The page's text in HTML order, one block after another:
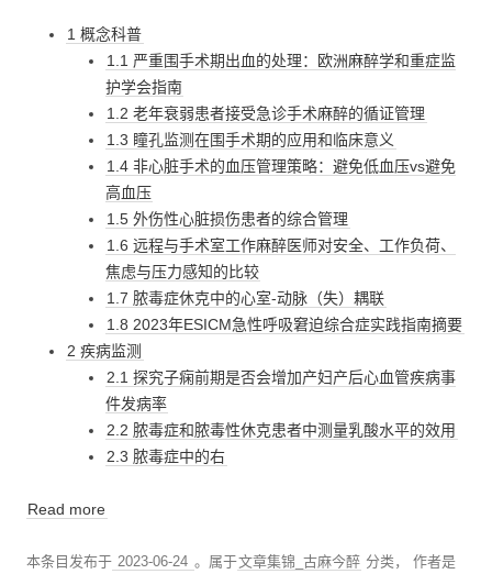
1 概念科普
1.1 严重围手术期出血的处理：欧洲麻醉学和重症监
护学会指南
1.2 老年衰弱患者接受急诊手术麻醉的循证管理
1.3 瞳孔监测在围手术期的应用和临床意义
1.4 非心脏手术的血压管理策略：避免低血压vs避免
高血压
1.5 外伤性心脏损伤患者的综合管理
1.6 远程与手术室工作麻醉医师对安全、工作负荷、
焦虑与压力感知的比较
1.7 脓毒症休克中的心室-动脉（失）耦联
1.8 2023年ESICM急性呼吸窘迫综合症实践指南摘要
2 疾病监测
2.1 探究子痫前期是否会增加产妇产后心血管疾病事
件发病率
2.2 脓毒症和脓毒性休克患者中测量乳酸水平的效用
2.3 脓毒症中的右
Read more
本条目发布于 2023-06-24 。属于文章集锦_古麻今醉 分类，作者是